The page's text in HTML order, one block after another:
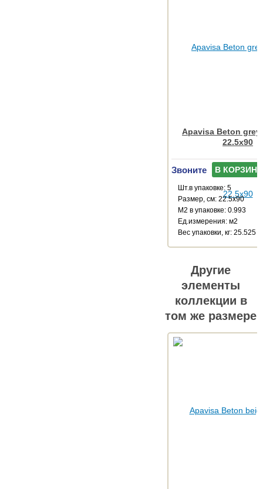
Apavisa Beton
22.5x90
Звоните В КОРЗИНУ
Шт.в упаковке: 5
Размер, см: 22.5x90
М2 в упаковке: 0.993
Ед.измерения: м2
Веc упаковки, кг: 25.525
Другие
элементы
коллекции в
том же размере